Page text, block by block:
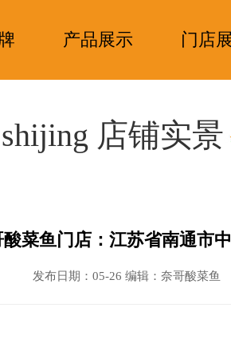
产品展示 门店
shijing 店铺实景
菜鱼门店：江苏省南通市
发布日期：05-26 编辑：奈哥酸菜鱼